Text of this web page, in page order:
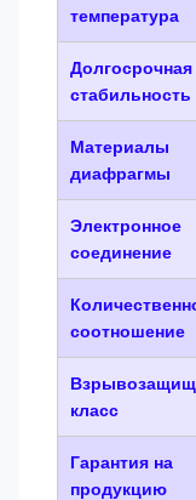
температура
Долгосрочная
стабильность
Материалы
диафрагмы
Электронное
соединение
соотношение
класс
Гарантия на
продукцию